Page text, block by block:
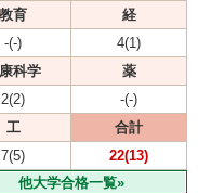
教育
経
-(-)
4(1)
科学
薬
2(2)
-(-)
工
合計
7(5)
22(13)
他大学合格一覧»